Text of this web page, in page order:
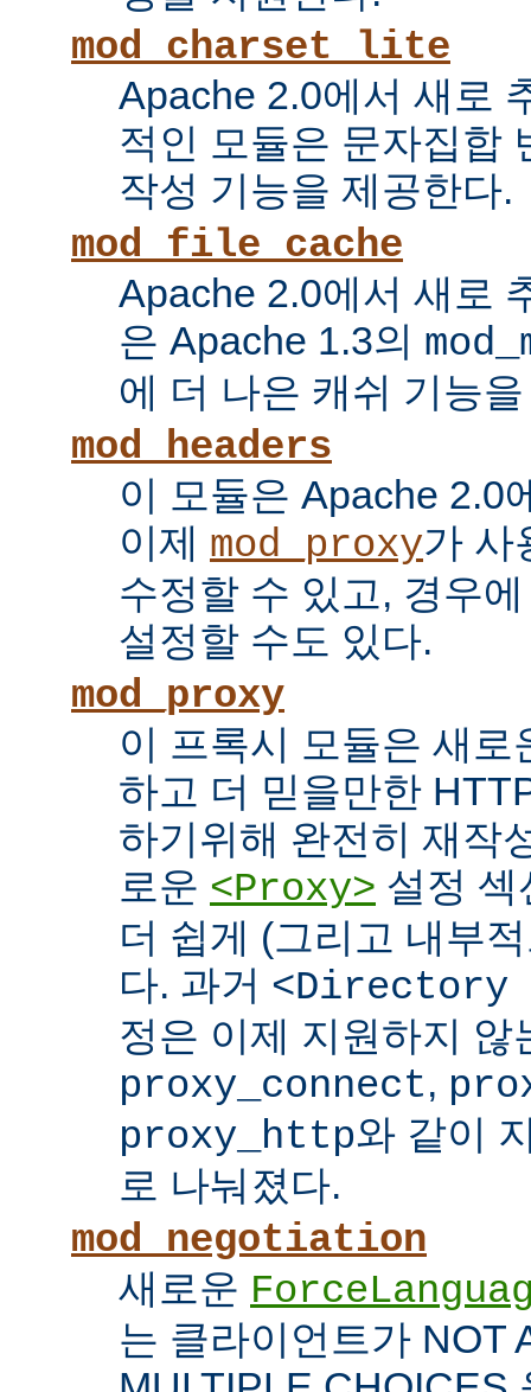
mod_charset_lite
Apache 2.0에서 새로
적인 모듈은 문자집합
작성 기능을 제공한다.
mod_file_cache
Apache 2.0에서 새로
은 Apache 1.3의
에 더 나은 캐쉬 기능
mod_headers
이 모듈은 Apache 2.0
이제 mod_proxy가 사
수정할 수 있고, 경우
설정할 수도 있다.
mod_proxy
이 프록시 모듈은 새
하고 더 믿을만한
하기위해 완전히 재작
로운 <Proxy> 설정 섹
더 쉽게 (그리고 내부
다. 과거
정은 이제 지원하지 않
proxy_connect,
proxy_http와 같이
로 나눠졌다.
mod_negotiation
새로운
는 클라이언트가 NOT